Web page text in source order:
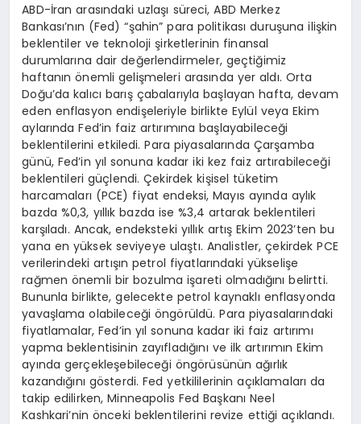
ABD-İran arasındaki uzlaşı süreci, ABD Merkez
Bankası’nın (Fed) “şahin” para politikası duruşuna ilişkin
beklentiler ve teknoloji şirketlerinin finansal
durumlarına dair değerlendirmeler, geçtiğimiz
haftanın önemli gelişmeleri arasında yer aldı. Orta
Doğu’da kalıcı barış çabalarıyla başlayan hafta, devam
eden enflasyon endişeleriyle birlikte Eylül veya Ekim
aylarında Fed’in faiz artırımına başlayabileceği
beklentilerini etkiledi. Para piyasalarında Çarşamba
günü, Fed’in yıl sonuna kadar iki kez faiz artırabileceği
beklentileri güçlendi. Çekirdek kişisel tüketim
harcamaları (PCE) fiyat endeksi, Mayıs ayında aylık
bazda %0,3, yıllık bazda ise %3,4 artarak beklentileri
karşıladı. Ancak, endeksteki yıllık artış Ekim 2023’ten bu
yana en yüksek seviyeye ulaştı. Analistler, çekirdek PCE
verilerindeki artışın petrol fiyatlarındaki yükselişe
rağmen önemli bir bozulma işareti olmadığını belirtti.
Bununla birlikte, gelecekte petrol kaynaklı enflasyonda
yavaşlama olabileceği öngörüldü. Para piyasalarındaki
fiyatlamalar, Fed’in yıl sonuna kadar iki faiz artırımı
yapma beklentisinin zayıfladığını ve ilk artırımın Ekim
ayında gerçekleşebileceği öngörüsünün ağırlık
kazandığını gösterdi. Fed yetkililerinin açıklamaları da
takip edilirken, Minneapolis Fed Başkanı Neel
Kashkari’nin önceki beklentilerini revize ettiği açıklandı.